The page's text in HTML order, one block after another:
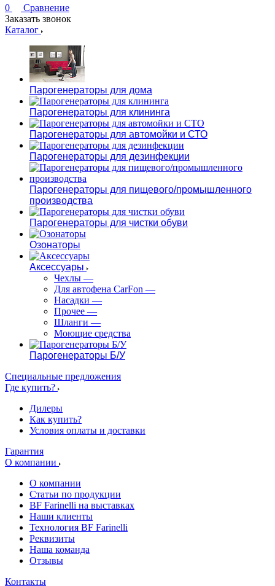
0
Сравнение
Заказать звонок
Каталог
Парогенераторы для дома
Парогенераторы для клининга
Парогенераторы для автомойки и СТО
Парогенераторы для дезинфекции
Парогенераторы для пищевого/промышленного
производства
Парогенераторы для чистки обуви
Озонаторы
Аксессуары
Чехлы —
Для автофена CarFon —
Насадки —
Прочее —
Шланги —
Моющие средства
Парогенераторы Б/У
Специальные предложения
Где купить?
Дилеры
Как купить?
Условия оплаты и доставки
Гарантия
О компании
О компании
Статьи по продукции
BF Farinelli на выставках
Наши клиенты
Технология BF Farinelli
Реквизиты
Наша команда
Отзывы
Контакты